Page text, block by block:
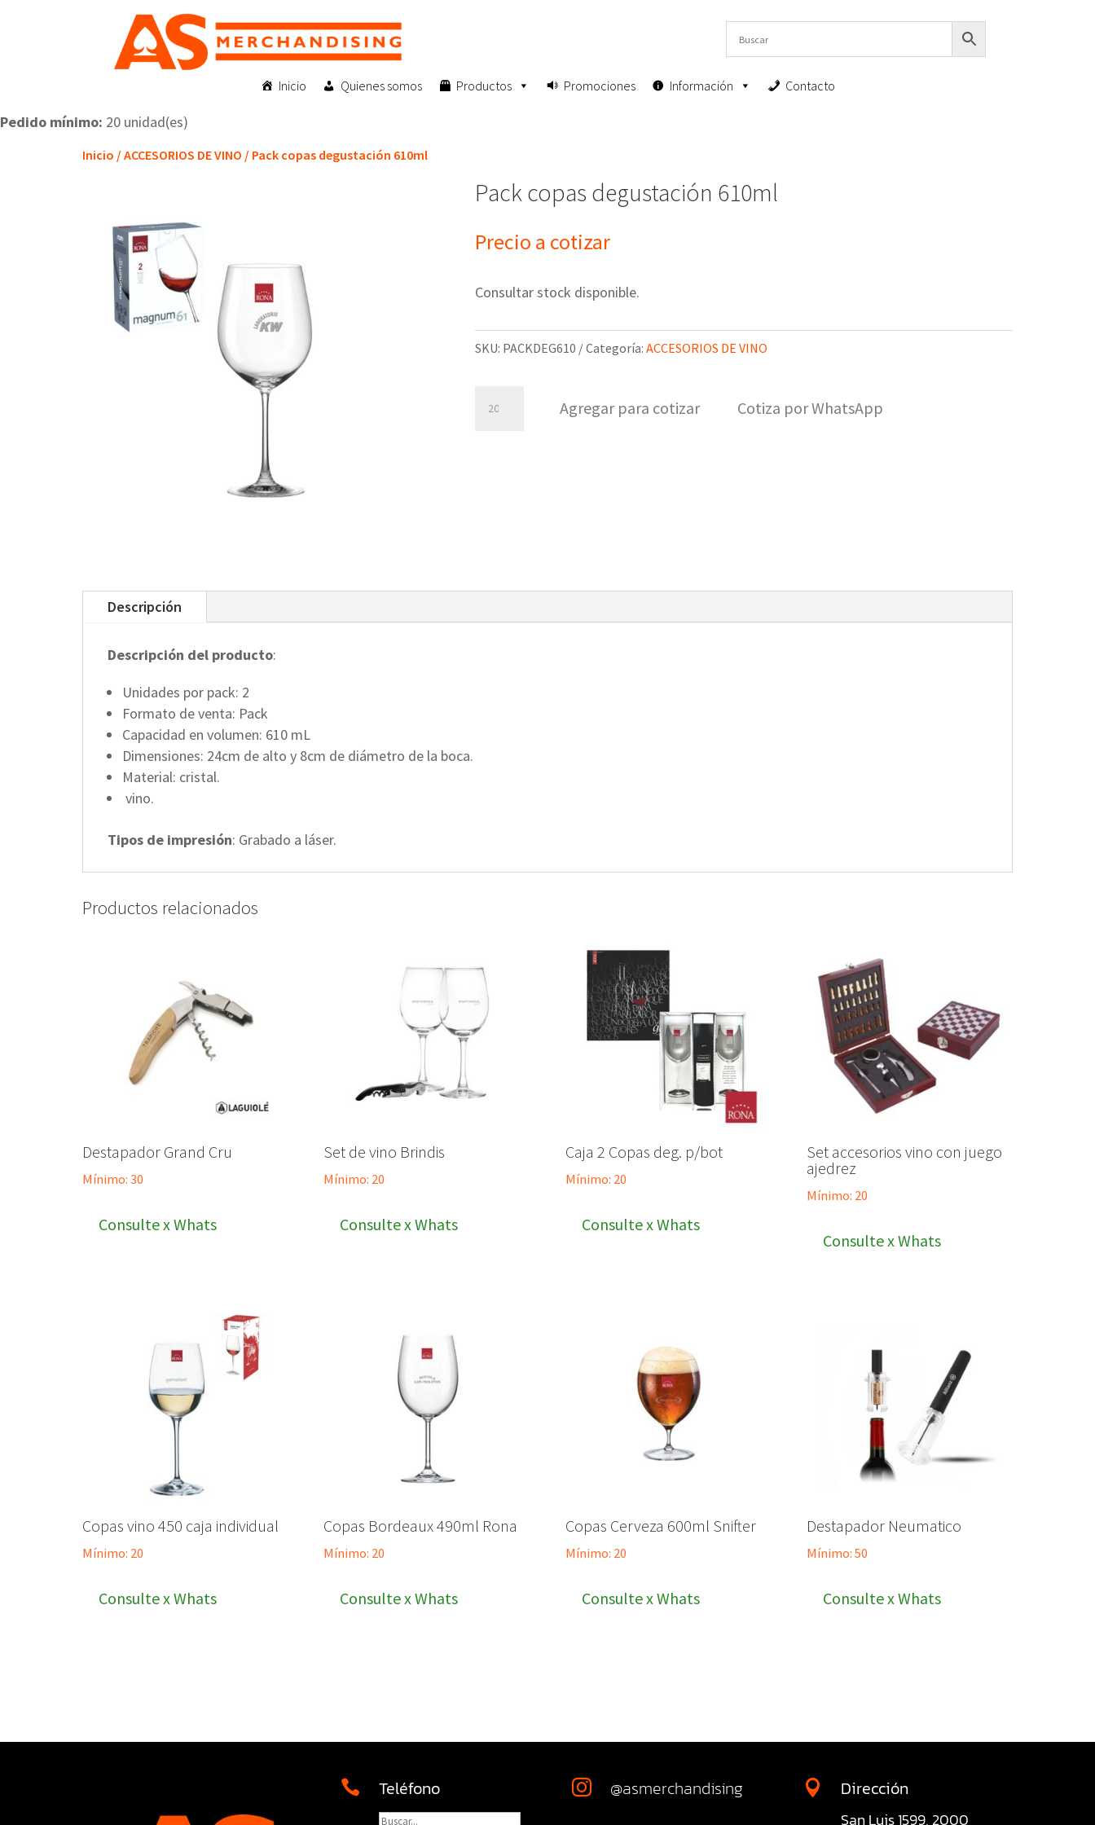
Inicio Quienes somos Productos Promociones Información Contacto
Pedido mínimo: 20 unidad(es)
Inicio / ACCESORIOS DE VINO / Pack copas degustación 610ml
Pack copas degustación 610ml
Precio a cotizar
Consultar stock disponible.
SKU: PACKDEG610 Categoría: ACCESORIOS DE VINO
Agregar para cotizar Cotiza por WhatsApp
Descripción
Descripción del producto:
Unidades por pack: 2
Formato de venta: Pack
Capacidad en volumen: 610 mL
Dimensiones: 24cm de alto y 8cm de diámetro de la boca.
Material: cristal.
vino.
Tipos de impresión: Grabado a láser.
Productos relacionados
Destapador Grand Cru
Mínimo: 30
Consulte x Whats
Set de vino Brindis
Mínimo: 20
Consulte x Whats
Caja 2 Copas deg. p/bot
Mínimo: 20
Consulte x Whats
Set accesorios vino con juego
ajedrez
Mínimo: 20
Consulte x Whats
Copas vino 450 caja individual
Mínimo: 20
Consulte x Whats
Copas Bordeaux 490ml Rona
Mínimo: 20
Consulte x Whats
Copas Cerveza 600ml Snifter
Mínimo: 20
Consulte x Whats
Destapador Neumatico
Mínimo: 50
Consulte x Whats
 Teléfono  @asmerchandising  Dirección
San Luis 1599, 2000